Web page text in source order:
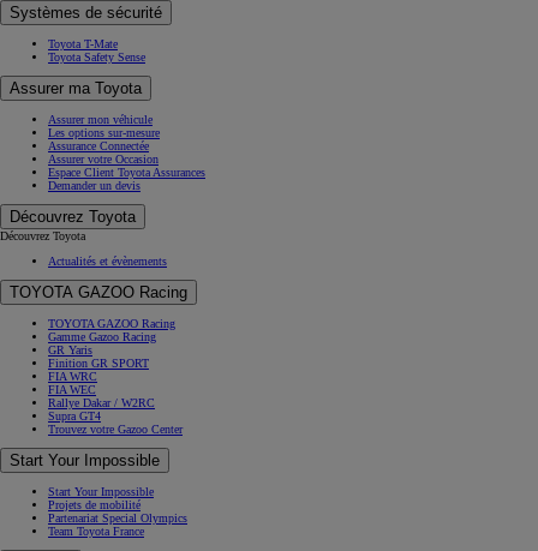
Systèmes de sécurité
Toyota T-Mate
Toyota Safety Sense
Assurer ma Toyota
Assurer mon véhicule
Les options sur-mesure
Assurance Connectée
Assurer votre Occasion
Espace Client Toyota Assurances
Demander un devis
Découvrez Toyota
Découvrez Toyota
Actualités et évènements
TOYOTA GAZOO Racing
TOYOTA GAZOO Racing
Gamme Gazoo Racing
GR Yaris
Finition GR SPORT
FIA WRC
FIA WEC
Rallye Dakar / W2RC
Supra GT4
Trouvez votre Gazoo Center
Start Your Impossible
Start Your Impossible
Projets de mobilité
Partenariat Special Olympics
Team Toyota France